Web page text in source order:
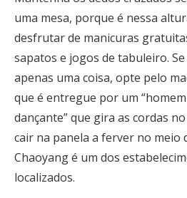
uma mesa, porque é nessa
desfrutar de manicuras
sapatos e jogos de tabuleiro.
apenas uma coisa, opte pelo
que é entregue por um
dançante” que gira as cordas
cair na panela a ferver no meio
Chaoyang é um dos
localizados.